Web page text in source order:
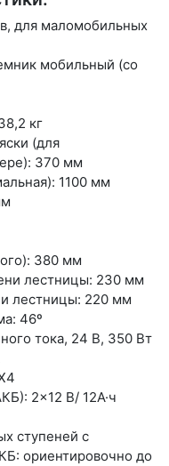
для маломобильных
мобильный (со
кг
(для
370 мм
1100 мм
380 мм
лестницы: 230 мм
лестницы: 220 мм
46º
тока, 24 В, 350 Вт
2×12 В/ 12А·ч
ступеней с
ориентировочно до